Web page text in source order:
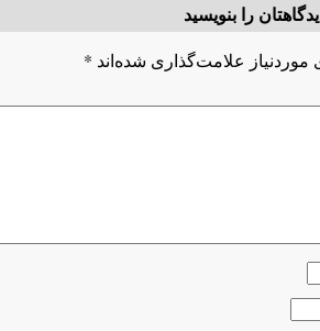
را بنویسید
علامت‌گذاری شده‌اند *